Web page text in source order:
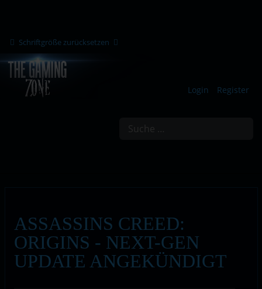
Schriftgröße zurücksetzen
Login Register
ASSASSINS CREED:
ORIGINS - NEXT-GEN
UPDATE ANGEKÜNDIGT